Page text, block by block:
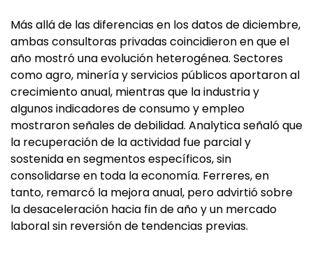
Más allá de las diferencias en los datos de diciembre,
ambas consultoras privadas coincidieron en que el
año mostró una evolución heterogénea. Sectores
como agro, minería y servicios públicos aportaron al
crecimiento anual, mientras que la industria y
algunos indicadores de consumo y empleo
mostraron señales de debilidad. Analytica señaló que
la recuperación de la actividad fue parcial y
sostenida en segmentos específicos, sin
consolidarse en toda la economía. Ferreres, en
tanto, remarcó la mejora anual, pero advirtió sobre
la desaceleración hacia fin de año y un mercado
laboral sin reversión de tendencias previas.